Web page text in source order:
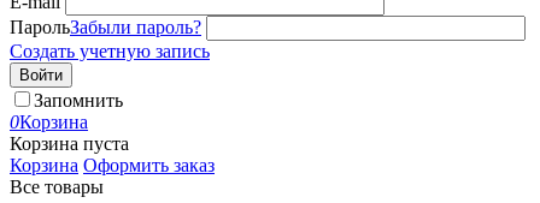
ПарольЗабыли пароль?
Создать учетную запись
Войти
Запомнить
0Корзина
Корзина пуста
Корзина Оформить заказ
Все товары